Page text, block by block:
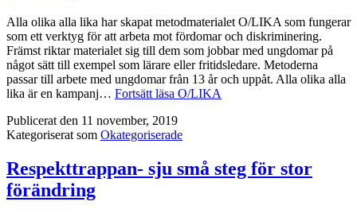
Alla olika alla lika har skapat metodmaterialet O/LIKA som fungerar
som ett verktyg för att arbeta mot fördomar och diskriminering.
Främst riktar materialet sig till dem som jobbar med ungdomar på
något sätt till exempel som lärare eller fritidsledare. Metoderna
passar till arbete med ungdomar från 13 år och uppåt. Alla olika alla
lika är en kampanj… Fortsätt läsa O/LIKA
Publicerat den 11 november, 2019
Kategoriserat som Okategoriserade
Respekttrappan- sju små steg för stor
förändring